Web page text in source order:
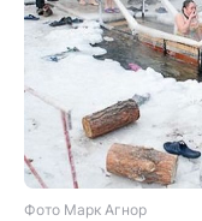
Фото Марк Агнор